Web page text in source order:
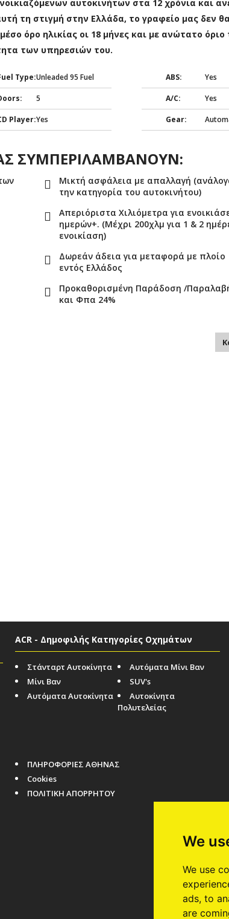
We
We use
ads, to
are
αυτοκινήτων στα 12 χρόνια και
τη στιγμή στην Ελλάδα, το γραφείο μας δεν
όρο ηλικίας οι 18 μήνες και με ανώτατο όριο
των υπηρεσιών του.
Type:Unleaded 95 Fuel
5
Player:Yes
ABS: Yes
A/C: Yes
Gear:
ΣΥΜΠΕΡΙΛΑΜΒΑΝΟΥΝ:
Μικτή ασφάλεια με απαλλαγή
την κατηγορία του αυτοκινήτου)
Απεριόριστα Χιλιόμετρα για
ημερών+. (Μέχρι 200χλμ για 1 & 2
ενοικίαση)
Δωρεάν άδεια για μεταφορά με πλοίο
εντός Ελλάδος
Προκαθορισμένη Παράδοση /
και Φπα 24%
ACR - Δημοφιλής Κατηγορίες Οχημάτων
Στάνταρτ Αυτοκίνητα
Αυτόματα Μίνι Βαν
Μίνι Βαν
SUV's
Αυτόματα Αυτοκίνητα
Αυτοκίνητα
Πολυτελείας
ΠΛΗΡΟΦΟΡΙΕΣ ΑΘΗΝΑΣ
Cookies
ΠΟΛΙΤΙΚΗ ΑΠΟΡΡΗΤΟΥ